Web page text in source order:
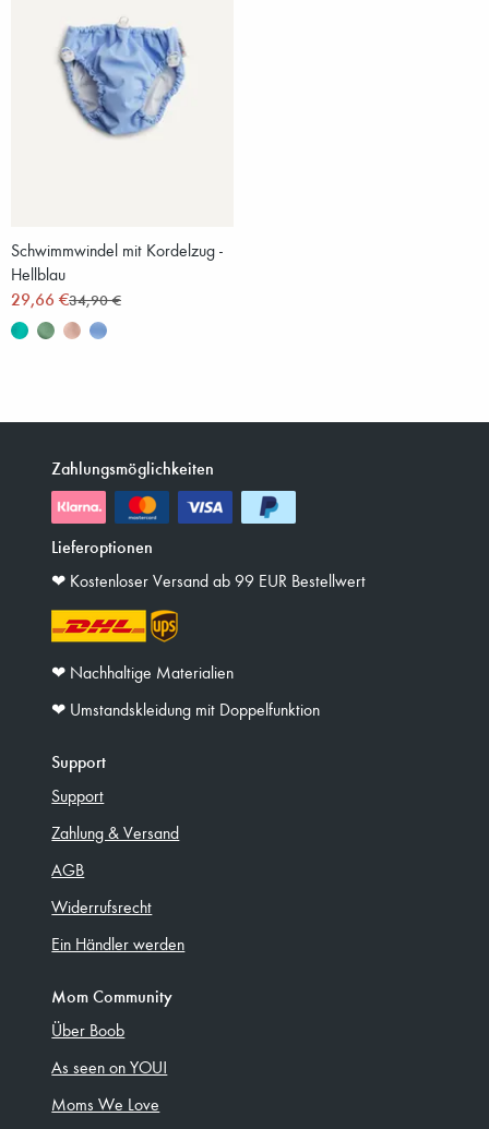
Schwimmwindel mit Kordelzug -
Hellblau
29,66 €34,90 €
Zahlungsmöglichkeiten
Lieferoptionen
❤︎ Kostenloser Versand ab 99 EUR Bestellwert
❤︎ Nachhaltige Materialien
❤︎ Umstandskleidung mit Doppelfunktion
Support
Support
Zahlung & Versand
AGB
Widerrufsrecht
Ein Händler werden
Mom Community
Über Boob
As seen on YOU!
Moms We Love